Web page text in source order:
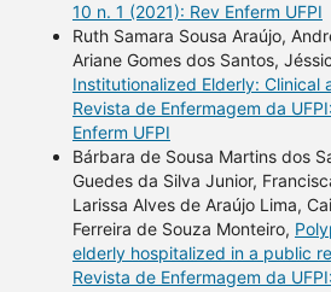
10 n. 1 (2021): Rev Enferm UFPI
Ruth Samara Sousa Araújo,
Ariane Gomes dos Santos,
Institutionalized Elderly: Clinical
Revista de Enfermagem da
Enferm UFPI
Bárbara de Sousa Martins dos
Guedes da Silva Junior,
Larissa Alves de Araújo Lima,
Ferreira de Souza Monteiro,
elderly hospitalized in a public
Revista de Enfermagem da